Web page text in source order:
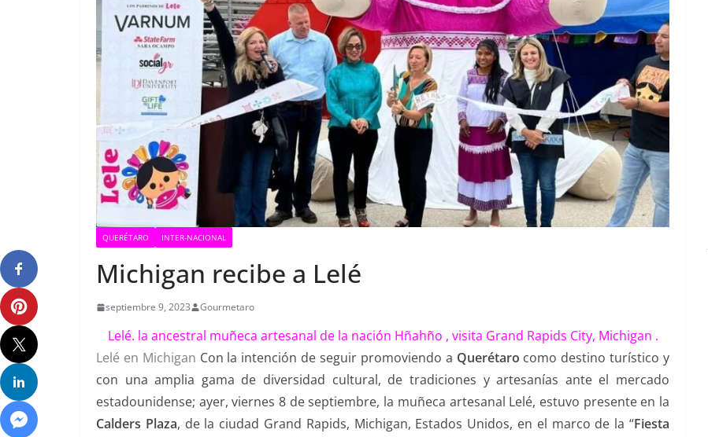
QUERÉTARO INTER-NACIONAL
Michigan recibe a Lelé
septiembre 9, 2023 Gourmetaro
Lelé. la ancestral muñeca artesanal de la nación Hñahño , visita Grand Rapids City, Michigan .
Lelé en Michigan Con la intención de seguir promoviendo a Querétaro como destino turístico y
con una amplia gama de diversidad cultural, de tradiciones y artesanías ante el mercado
estadounidense; ayer, viernes 8 de septiembre, la muñeca artesanal Lelé, estuvo presente en la
Calders Plaza, de la ciudad Grand Rapids, Michigan, Estados Unidos, en el marco de la “Fiesta